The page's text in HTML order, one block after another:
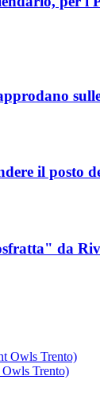
il posto
da
Owls Trento)
Trento)